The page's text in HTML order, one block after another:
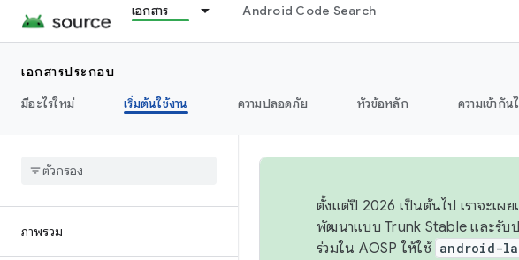
เอกสาร Android Code Search
เอกสารประกอบ
มีอะไรใหม่
เริ่มต้นใช้งาน ความปลอดภัย หัวข้อหลัก ความเข้ากัน
ภาพรวม
ตั้งแต่ปี 2026 เป็นต้นไป เราจะเผ
พัฒนาแบบ Trunk Stable และรับป
ร่วมใน AOSP ให้ใช้ android-